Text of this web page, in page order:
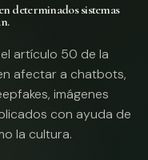
determinados sistemas
artículo 50 de la
afectar a chatbots,
imágenes
con ayuda de
la cultura.